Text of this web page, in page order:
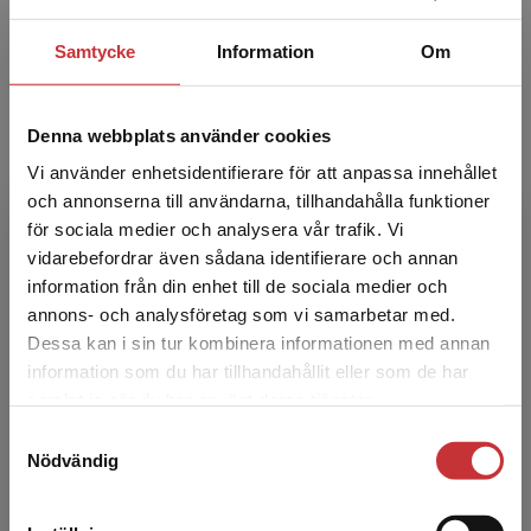
Samtycke Information Om
Denna webbplats använder cookies
Vi använder enhetsidentifierare för att anpassa innehållet
och annonserna till användarna, tillhandahålla funktioner
för sociala medier och analysera vår trafik. Vi
vidarebefordrar även sådana identifierare och annan
information från din enhet till de sociala medier och
annons- och analysföretag som vi samarbetar med.
Dessa kan i sin tur kombinera informationen med annan
information som du har tillhandahållit eller som de har
Nödvändig
Begränsad fraktregion
Det verkar som att du besöker
studentlitteratur.se via en enhet utanför Sverige.
Vi erbjuder inte leveranser utanför Sverige. För
att kunna slutföra ett köp måste
Niclas samverkar med alla de handledare som arbetar
driver lärarbloggen kooperativt.com samt facebook-
gruppen "kooperativt lärande" som har över 36.000 lärare
som medlemmar.
Böcker om kooperativt lärande